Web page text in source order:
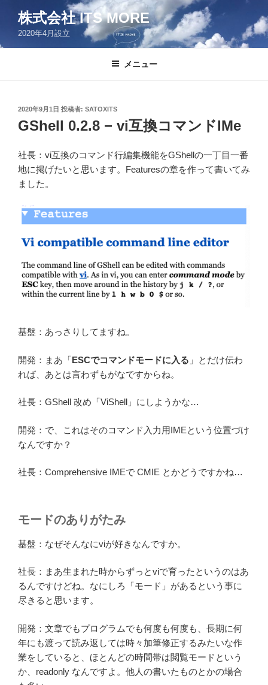
ン
株式会社 ITS MORE
2020年4月設立
メニュー
投
稿
日:
2020年9月1日 投稿者: SATOXITS
GShell 0.2.8 − vi互換コマンドIMe
社長：vi互換のコマンド行編集機能をGShellの一丁目一番
地に掲げたいと思います。Featuresの章を作って書いてみ
ました。
基盤：あっさりしてますね。
開発：まあ「ESCでコマンドモードに入る 」とだけ伝わ
れば、あとは言わずもがなですからね。
社長：GShell 改め「ViShell」にしようかな…
開発：で、これはそのコマンド入力用IMEという位置づけ
なんですか？
社長：Comprehensive IMEで CMIE とかどうですかね…
モードのありがたみ
基盤：なぜそんなにviが好きなんですか。
社長：まあ生まれた時からずっとviで育ったというのはあ
るんですけどね。なにしろ「モード」があるという事に
尽きると思います。
開発：文章でもプログラムでも何度も何度も、長期に何
年にも渡って読み返しては時々加筆修正するみたいな作
業をしていると、ほとんどの時間帯は閲覧モードという
か、readonly なんですよ。他人の書いたものとかの場合